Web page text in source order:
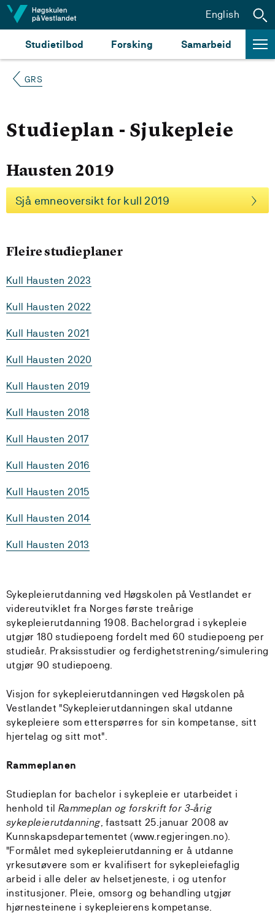
Hopp til innhald
Studietilbod Forsking Samarbeid
English
GRS
Studieplan - Sjukepleie
Hausten 2019
Sjå emneoversikt for kull 2019
Fleire studieplaner
Kull Hausten 2023
Kull Hausten 2022
Kull Hausten 2021
Kull Hausten 2020
Kull Hausten 2019
Kull Hausten 2018
Kull Hausten 2017
Kull Hausten 2016
Kull Hausten 2015
Kull Hausten 2014
Kull Hausten 2013
Sykepleierutdanning ved Høgskolen på Vestlandet er
videreutviklet fra Norges første treårige
sykepleierutdanning 1908. Bachelorgrad i sykepleie
utgjør 180 studiepoeng fordelt med 60 studiepoeng per
studieår. Praksisstudier og ferdighetstrening/simulering
utgjør 90 studiepoeng.
Visjon for sykepleierutdanningen ved Høgskolen på
Vestlandet "Sykepleierutdanningen skal utdanne
sykepleiere som etterspørres for sin kompetanse, sitt
hjertelag og sitt mot".
Rammeplanen
Studieplan for bachelor i sykepleie er utarbeidet i
henhold til Rammeplan og forskrift for 3-årig
sykepleierutdanning, fastsatt 25.januar 2008 av
Kunnskapsdepartementet (www.regjeringen.no).
"Formålet med sykepleierutdanning er å utdanne
yrkesutøvere som er kvalifisert for sykepleiefaglig
arbeid i alle deler av helsetjeneste, i og utenfor
institusjoner. Pleie, omsorg og behandling utgjør
hjørnesteinene i sykepleierens kompetanse.